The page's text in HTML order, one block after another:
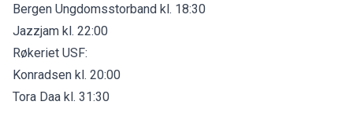
Bergen Ungdomsstorband kl. 18:30
Jazzjam kl. 22:00
Røkeriet USF:
Konradsen kl. 20:00
Tora Daa kl. 31:30